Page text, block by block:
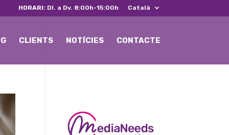
HORARI: Dl. a Dv. 8:00h-15:00h Català
CLIENTS NOTÍCIES CONTACTE